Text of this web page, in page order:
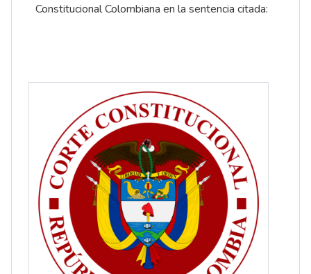
Constitucional Colombiana en la sentencia citada: